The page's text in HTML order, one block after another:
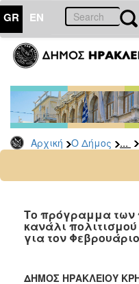
GR EN
Αρχική Ο Δήμος ...
ΔΗΜΟΣ
Δελτία
Τύπου
Αρχείο
2026
2024
2022
Το πρόγραμμα των
κανάλι
για τον Φεβρουάριο
ΔΗΜΟΣ ΗΡΑΚΛΕΙΟΥ